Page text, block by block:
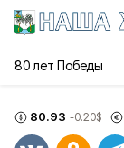
80 лет Победы
80.93 -0.20$